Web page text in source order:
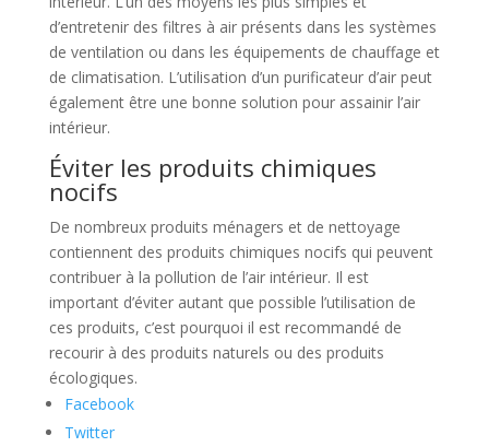
d’entretenir des filtres à air présents dans les systèmes
de ventilation ou dans les équipements de chauffage et
de climatisation. L’utilisation d’un purificateur d’air peut
également être une bonne solution pour assainir l’air
intérieur.
Éviter les produits chimiques
nocifs
De nombreux produits ménagers et de nettoyage
contiennent des produits chimiques nocifs qui peuvent
contribuer à la pollution de l’air intérieur. Il est
important d’éviter autant que possible l’utilisation de
ces produits, c’est pourquoi il est recommandé de
recourir à des produits naturels ou des produits
écologiques.
Facebook
Twitter